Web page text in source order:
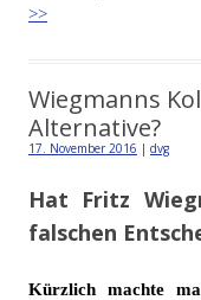
>>
Wiegmanns
Alternative?
17. November 2016 | dvg
Hat Fritz
falschen
Kürzlich machte